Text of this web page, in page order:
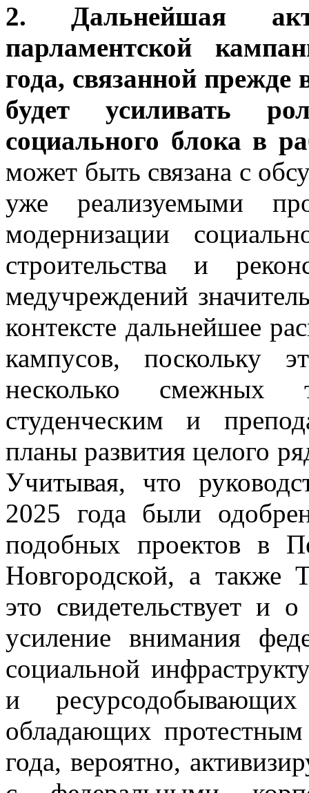
2. Дальнейшая
парламентской
года, связанной прежде
будет усиливать
социального блока в
может быть связана с
уже реализуемыми
модернизации
строительства и
медучреждений
контексте дальнейшее
кампусов, поскольку
несколько
студенческим и
планы развития целого
Учитывая, что
2025 года были
подобных проектов в
Новгородской, а также
это свидетельствует
усиление внимания
социальной
и
обладающих
года, вероятно,